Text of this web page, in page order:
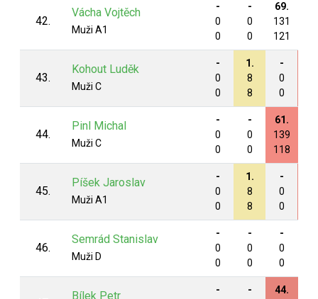
42.
Vácha Vojtěch
Muži A1
-
0
0
-
0
0
69.
131
121
43.
Kohout Luděk
Muži C
-
0
0
1.
8
8
-
0
0
44.
Pinl Michal
Muži C
-
0
0
-
0
0
61.
139
118
45.
Píšek Jaroslav
Muži A1
-
0
0
1.
8
8
-
0
0
46.
Semrád Stanislav
Muži D
-
0
0
-
0
0
-
0
0
Bílek Petr
-
-
44.